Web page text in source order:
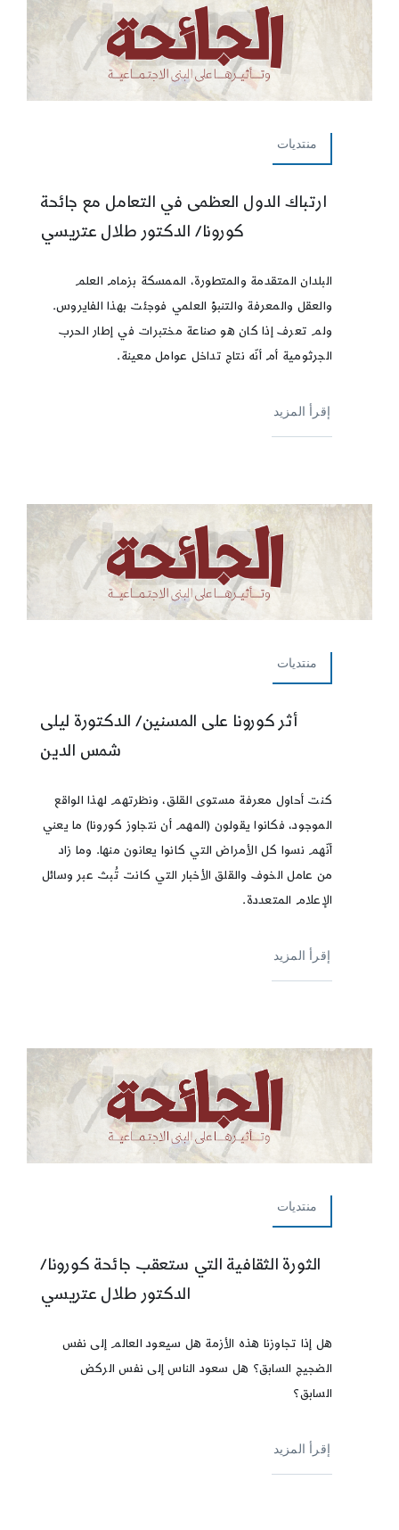
منتديات
ارتباك الدول العظمى في التعامل مع جائحة
كورونا/ الدكتور طلال عتريسي
البلدان المتقدمة والمتطورة، الممسكة بزمام العلم
والعقل والمعرفة والتنبؤ العلمي فوجئت بهذا الفايروس.
ولم تعرف إذا كان هو صناعة مختبرات في إطار الحرب
الجرثومية أم أنّه نتاج تداخل عوامل معينة.
إقرأ المزيد
منتديات
أثر كورونا على المسنين/ الدكتورة ليلى
شمس الدين
كنت أحاول معرفة مستوى القلق، ونظرتهم لهذا الواقع
الموجود، فكانوا يقولون (المهم أن نتجاوز كورونا) ما يعني
أنّهم نسوا كل الأمراض التي كانوا يعانون منها. وما زاد
من عامل الخوف والقلق الأخبار التي كانت تُبث عبر وسائل
الإعلام المتعددة.
إقرأ المزيد
منتديات
الثورة الثقافية التي ستعقب جائحة كورونا/
الدكتور طلال عتريسي
هل إذا تجاوزنا هذه الأزمة هل سيعود العالم إلى نفس
الضجيج السابق؟ هل سعود الناس إلى نفس الركض
السابق؟
إقرأ المزيد